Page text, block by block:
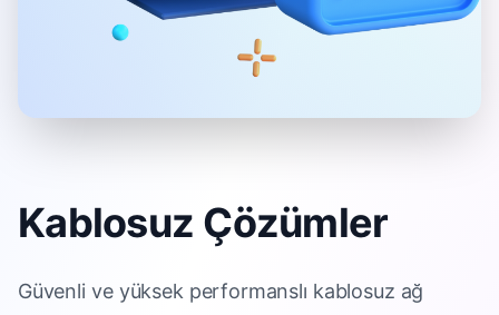
Kablosuz Çözümler
Güvenli ve yüksek performanslı kablosuz ağ